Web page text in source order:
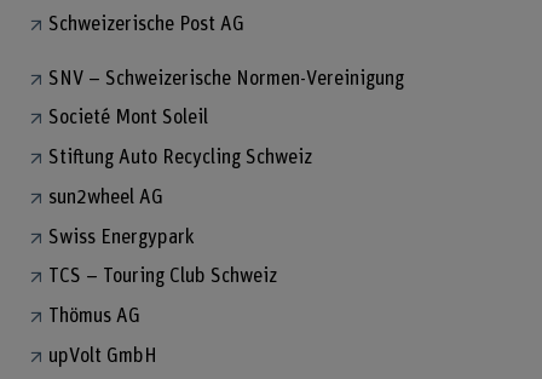
Schweizerische Post AG
SNV – Schweizerische Normen-Vereinigung
Societé Mont Soleil
Stiftung Auto Recycling Schweiz
sun2wheel AG
Swiss Energypark
TCS – Touring Club Schweiz
Thömus AG
upVolt GmbH